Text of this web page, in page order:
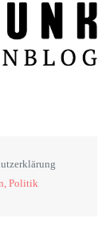
Politik